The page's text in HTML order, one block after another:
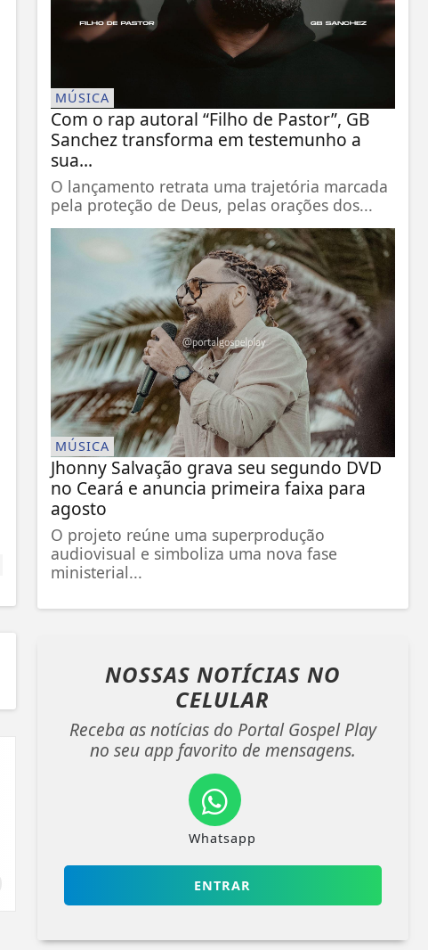
MÚSICA
Com o rap autoral “Filho de Pastor”, GB
Sanchez transforma em testemunho a
sua...
O lançamento retrata uma trajetória marcada
pela proteção de Deus, pelas orações dos...
MÚSICA
Jhonny Salvação grava seu segundo DVD
no Ceará e anuncia primeira faixa para
agosto
O projeto reúne uma superprodução
audiovisual e simboliza uma nova fase
ministerial...
NOSSAS NOTÍCIAS NO
CELULAR
Receba as notícias do Portal Gospel Play
no seu app favorito de mensagens.
Whatsapp
ENTRAR